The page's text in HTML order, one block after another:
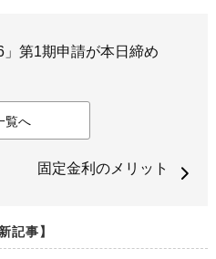
」第1期申請が本日締め
覧へ
固定金利のメリット
記事】